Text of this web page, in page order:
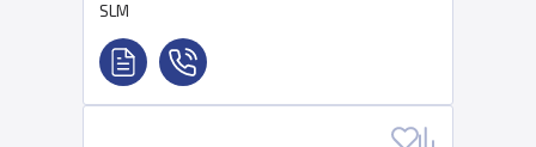
SLM